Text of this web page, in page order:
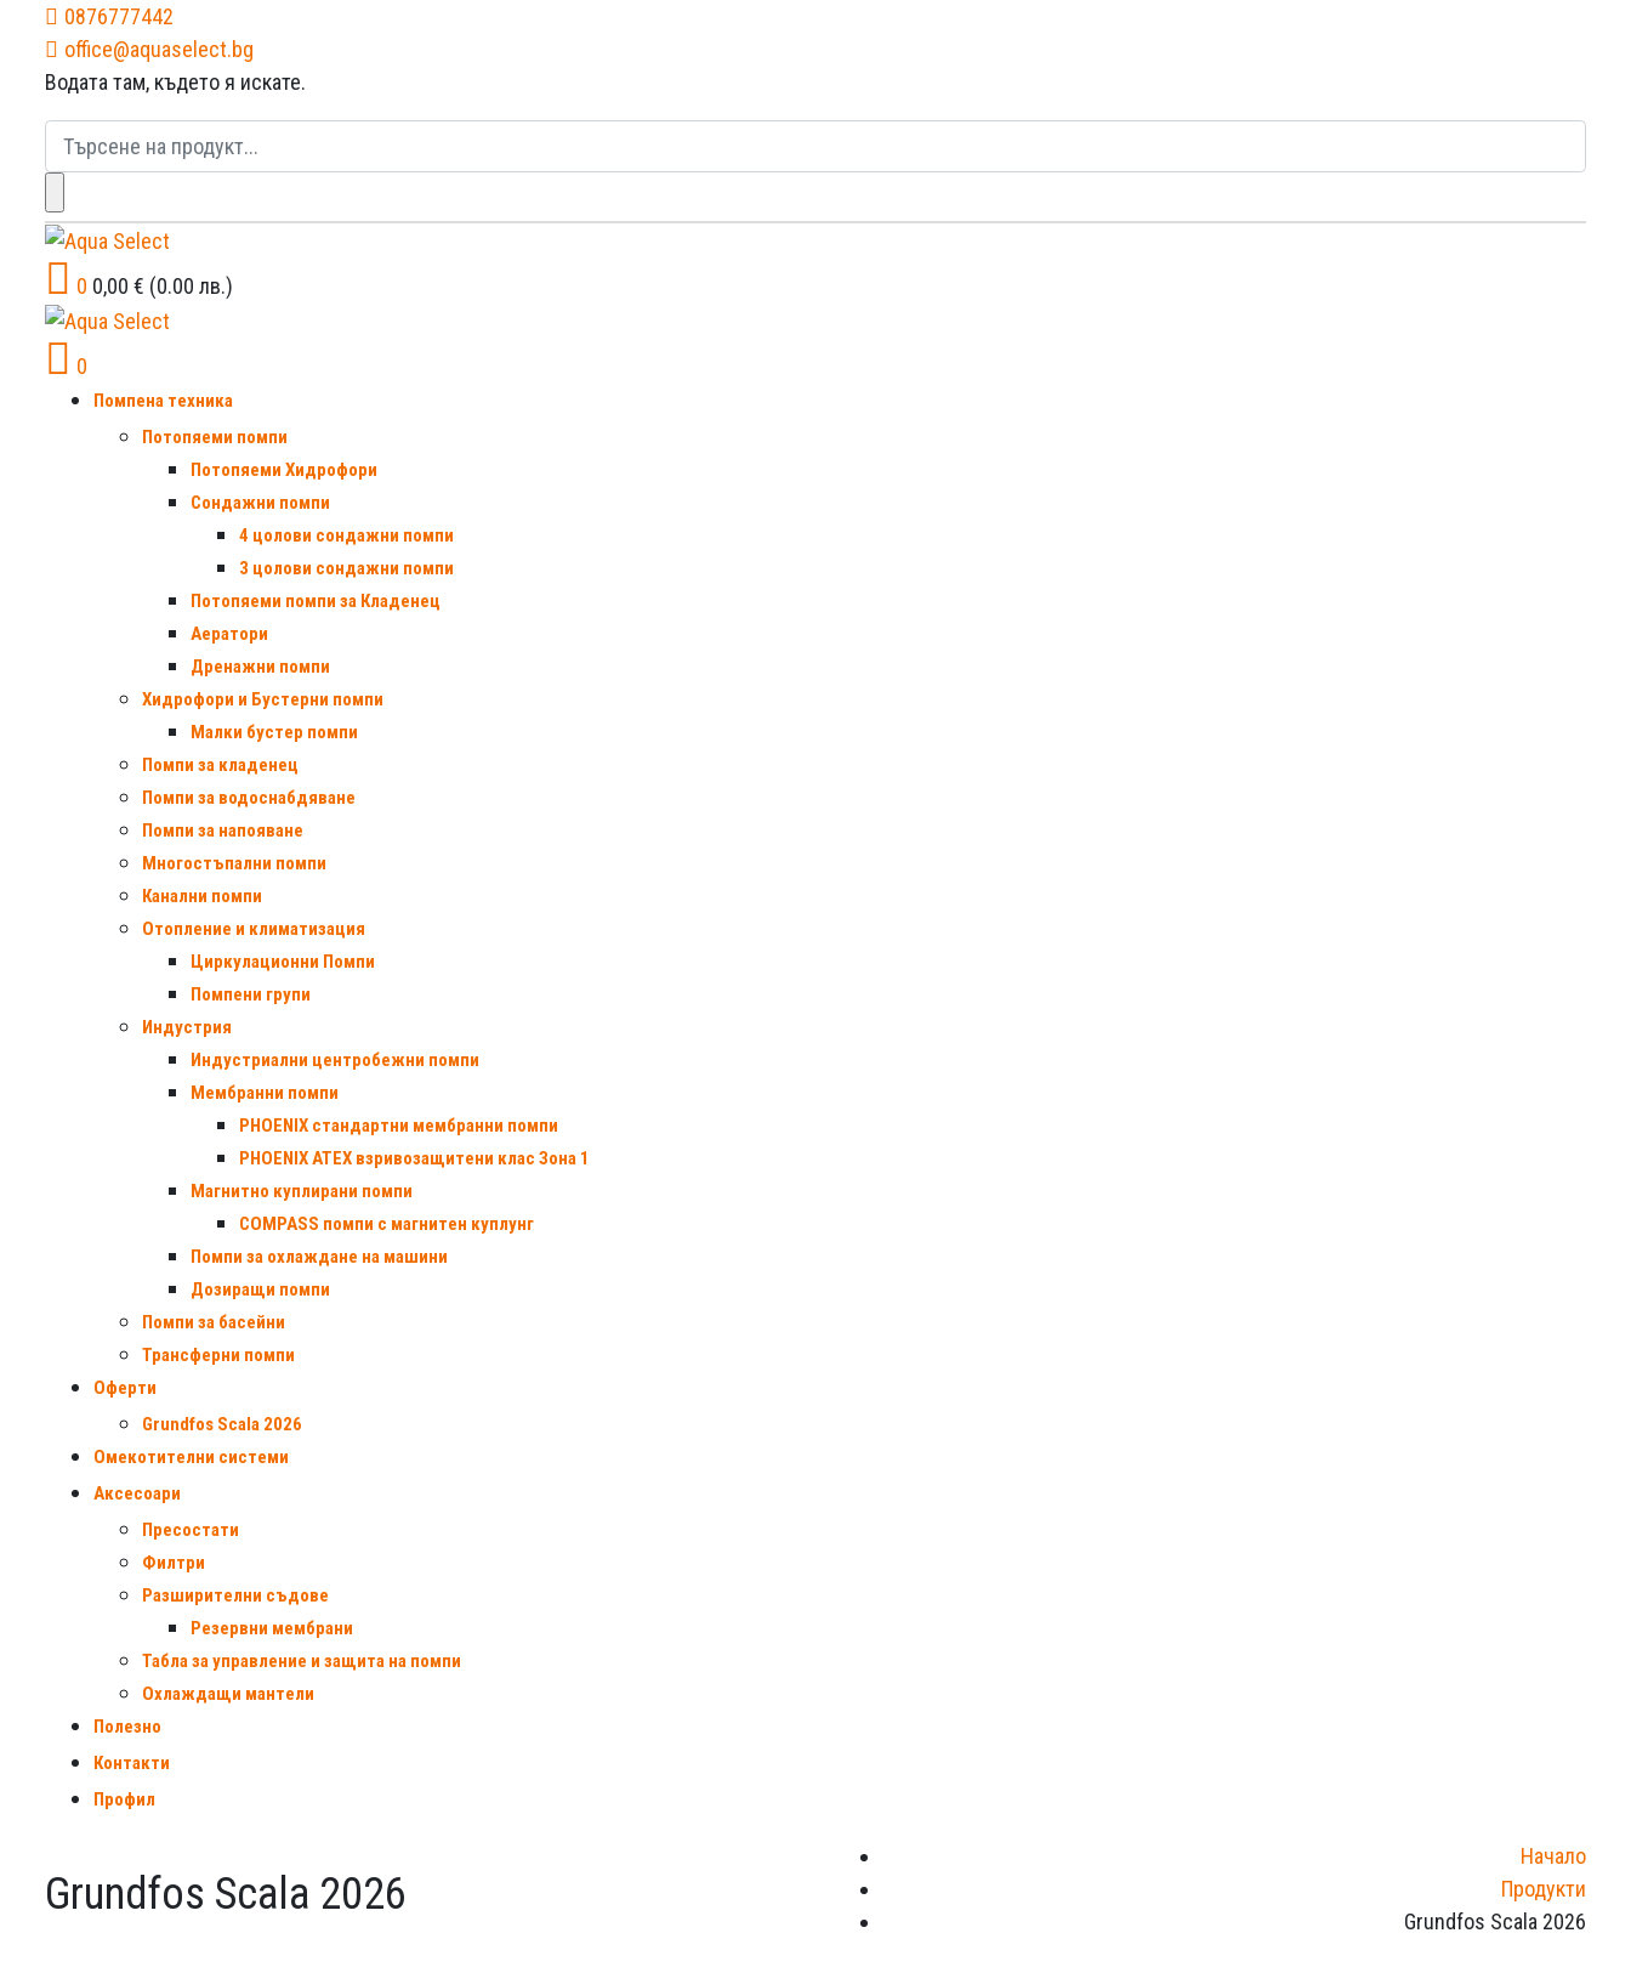
0876777442
office@aquaselect.bg
Водата там, където я искате.
Търсене
за:
0 0,00 € (0.00 лв.)
0
Помпена техника
Потопяеми помпи
Потопяеми Хидрофори
Сондажни помпи
4 цолови сондажни помпи
3 цолови сондажни помпи
Потопяеми помпи за Кладенец
Аератори
Дренажни помпи
Хидрофори и Бустерни помпи
Малки бустер помпи
Помпи за кладенец
Помпи за водоснабдяване
Помпи за напояване
Многостъпални помпи
Канални помпи
Отопление и климатизация
Циркулационни Помпи
Помпени групи
Индустрия
Индустриални центробежни помпи
Мембранни помпи
PHOENIX стандартни мембранни помпи
PHOENIX ATEX взривозащитени клас Зона 1
Магнитно куплирани помпи
COMPASS помпи с магнитен куплунг
Помпи за охлаждане на машини
Дозиращи помпи
Помпи за басейни
Трансферни помпи
Оферти
Grundfos Scala 2026
Омекотителни системи
Аксесоари
Пресостати
Филтри
Разширителни съдове
Резервни мембрани
Табла за управление и защита на помпи
Охлаждащи мантели
Полезно
Контакти
Профил
Grundfos Scala 2026
Начало
Продукти
Grundfos Scala 2026